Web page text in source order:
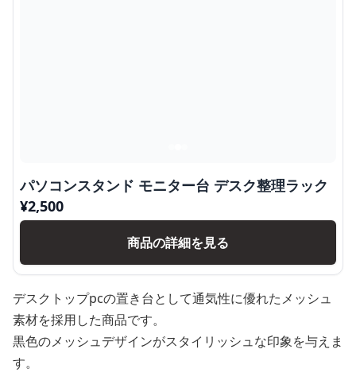
パソコンスタンド モニター台 デスク整理ラック
¥2,500
商品の詳細を見る
デスクトップpcの置き台として通気性に優れたメッシュ
素材を採用した商品です。
黒色のメッシュデザインがスタイリッシュな印象を与えま
す。